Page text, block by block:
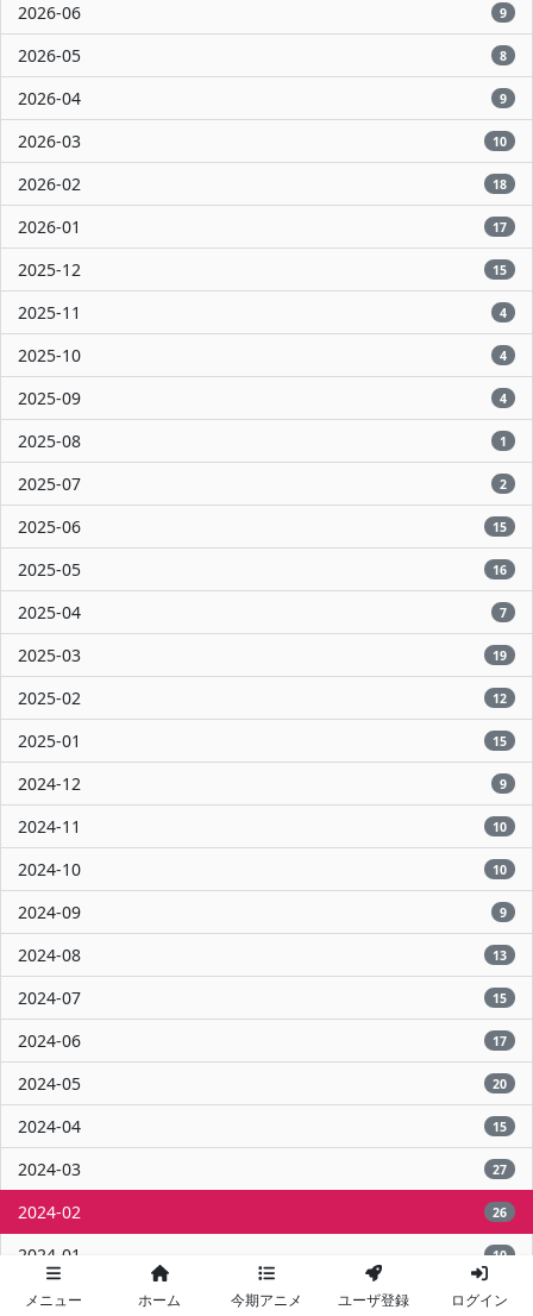
2026-06 9
2026-05 8
2026-04 9
2026-03 10
2026-02 18
2026-01 17
2025-12 15
2025-11 4
2025-10 4
2025-09 4
2025-08 1
2025-07 2
2025-06 15
2025-05 16
2025-04 7
2025-03 19
2025-02 12
2025-01 15
2024-12 9
2024-11 10
2024-10 10
2024-09 9
2024-08 13
2024-07 15
2024-06 17
2024-05 20
2024-04 15
2024-03 27
2024-02 26
2024-01 10
2023-12 13
メニュー ホーム 今期アニメ ユーザ登録 ログイン